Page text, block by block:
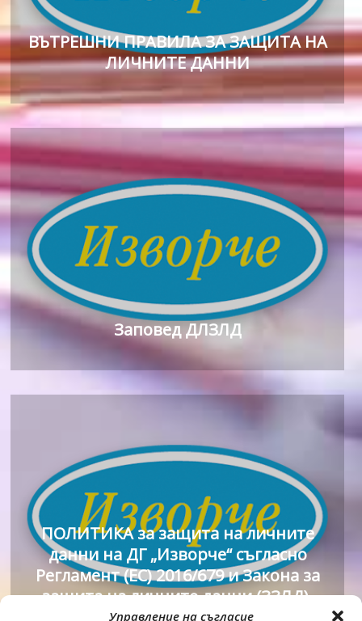
Управление на съгласие
ВЪТРЕШНИ ПРАВИЛА ЗА ЗАЩИТА НА
ЛИЧНИТЕ ДАННИ
Заповед ДЛЗЛД
ПОЛИТИКА за защита на личните
данни на ДГ „Изворче“ съгласно
Регламент (ЕС) 2016/679 и Закона за
защита на личните данни (ЗЗЛД).